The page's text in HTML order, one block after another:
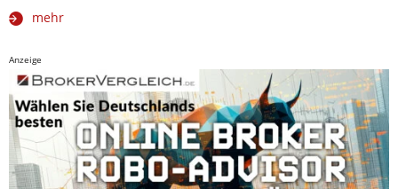
mehr
Anzeige